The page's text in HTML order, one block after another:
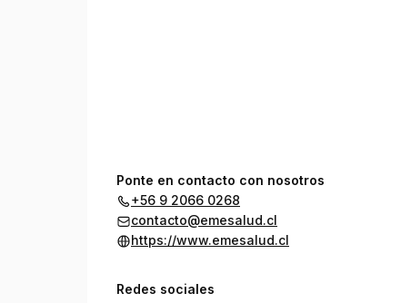
Ponte en contacto con nosotros
+56 9 2066 0268
contacto@emesalud.cl
https://www.emesalud.cl
Redes sociales